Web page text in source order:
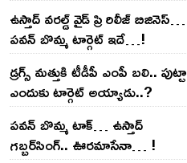
ఉస్తాద్ వ‌ర‌ల్డ్ వైడ్ ప్రి రిలీజ్ బిజినెస్‌…
ప‌వ‌న్ బొమ్మ టార్గెట్ ఇదే…!
డ్రగ్స్ మత్తుకి టీడీపీ ఎంపీ బలి.. పుట్టా
ఎందుకు టార్గెట్ అయ్యాడు..?
ప‌వ‌న్ బొమ్మ టాక్‌… ఉస్తాద్
గ‌బ్బ‌ర్‌సింగ్‌.. ఊర‌మాసేనా… !